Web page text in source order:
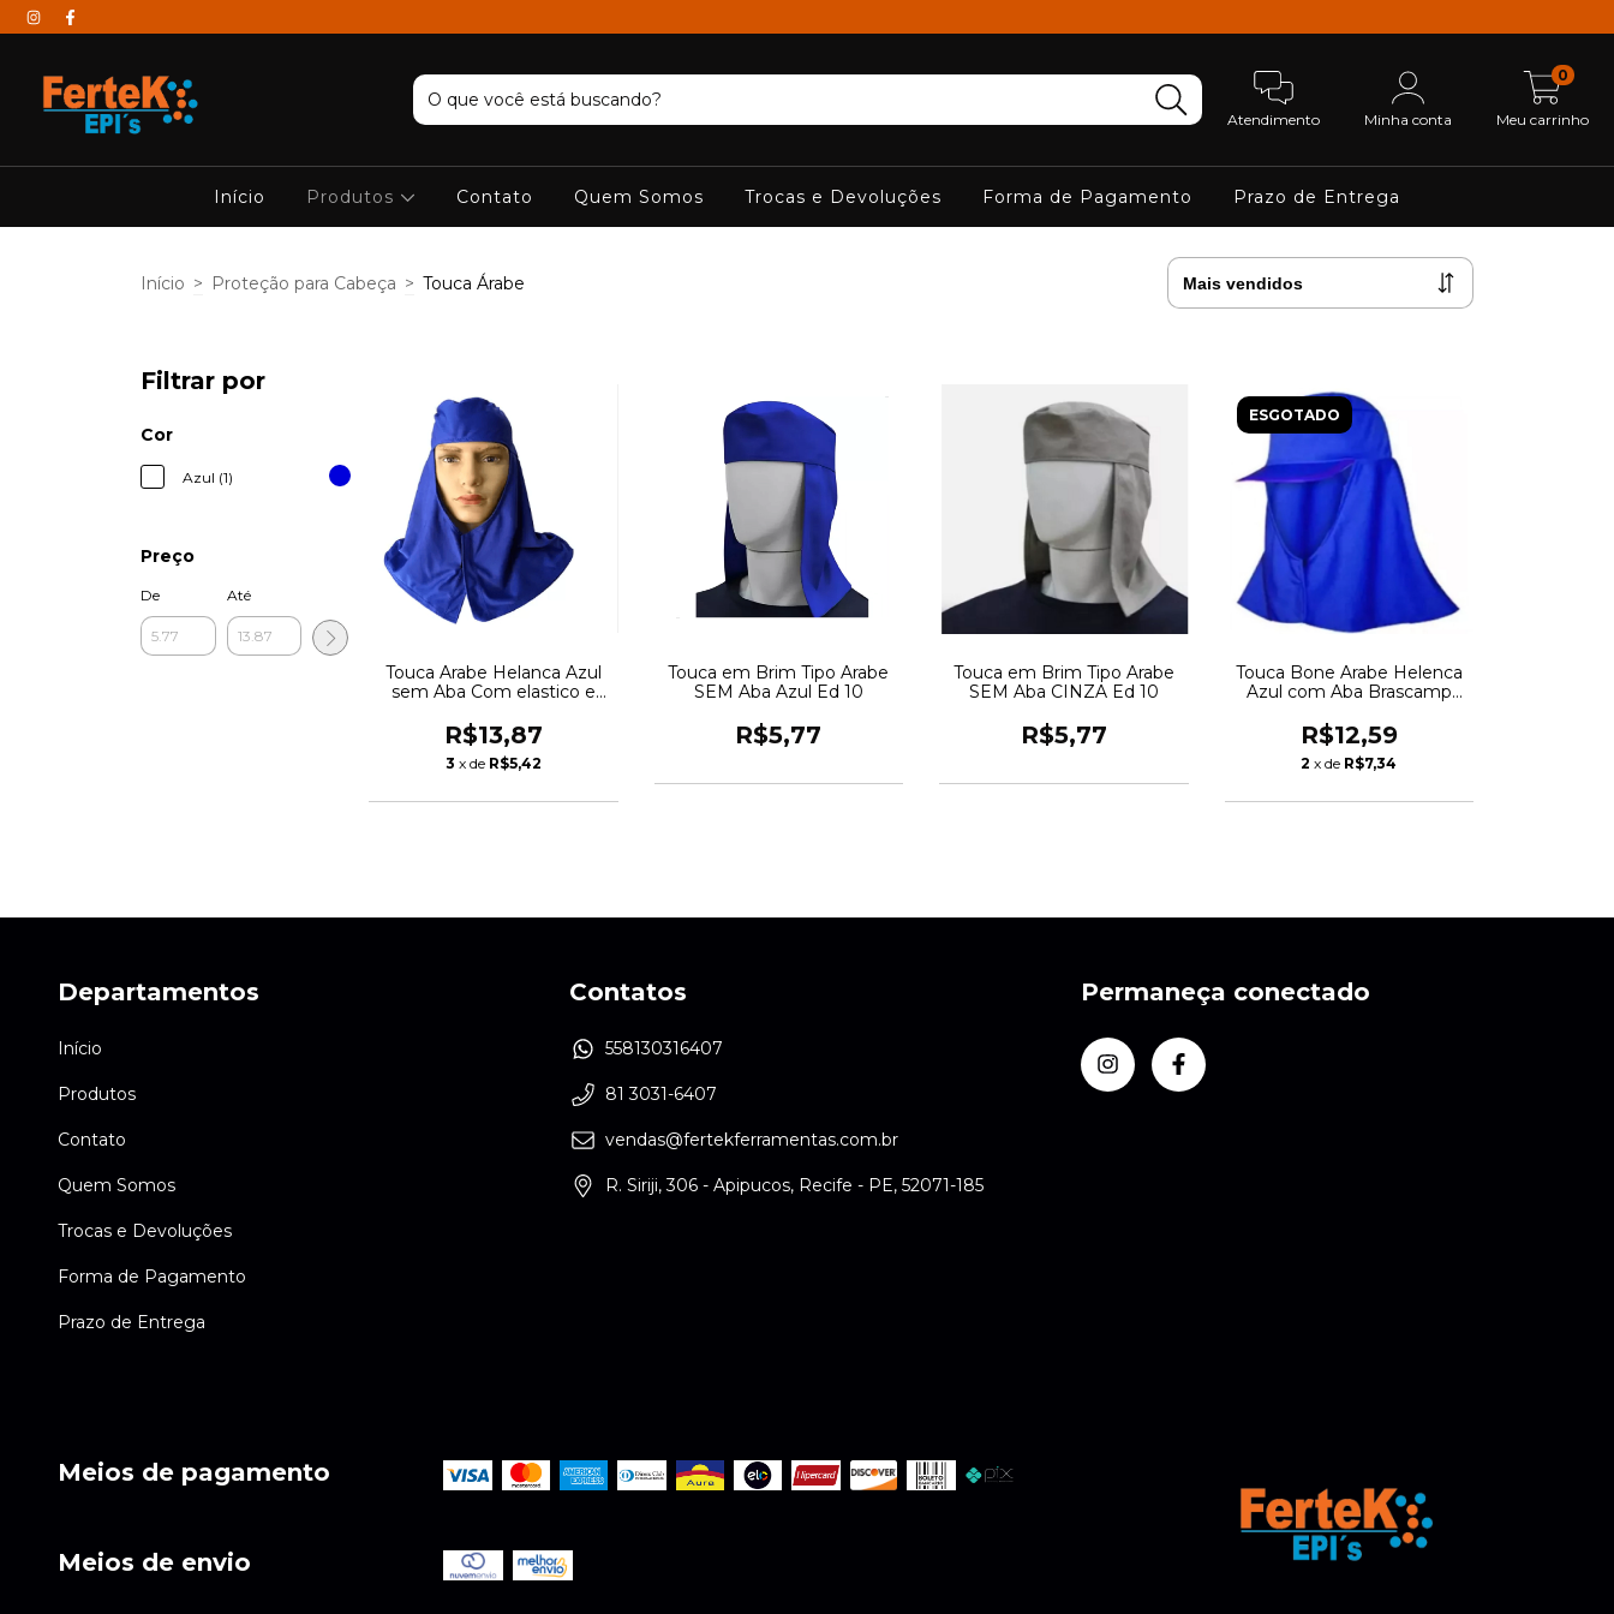
Atendimento Minha conta Meu carrinho
0
Início Produtos Contato Quem Somos Trocas e Devoluções Forma de Pagamento Prazo de Entrega
Início > Proteção para Cabeça > Touca Árabe
Filtrar por
Cor
Azul (1)
Preço
De Até
Touca Arabe Helanca Azul
sem Aba Com elastico e
Brascamp CA39856 3455
R$13,87
3 x de R$5,42
Touca em Brim Tipo Arabe
SEM Aba Azul Ed 10
R$5,77
Touca em Brim Tipo Arabe
SEM Aba CINZA Ed 10
R$5,77
ESGOTADO
Touca Bone Arabe Helenca
Azul com Aba Brascamp
R$12,59
2 x de R$7,34
Departamentos
Início
Produtos
Contato
Quem Somos
Trocas e Devoluções
Forma de Pagamento
Prazo de Entrega
Contatos
558130316407
81 3031-6407
vendas@fertekferramentas.com.br
R. Siriji, 306 - Apipucos, Recife - PE, 52071-185
Permaneça conectado
Meios de pagamento
Meios de envio